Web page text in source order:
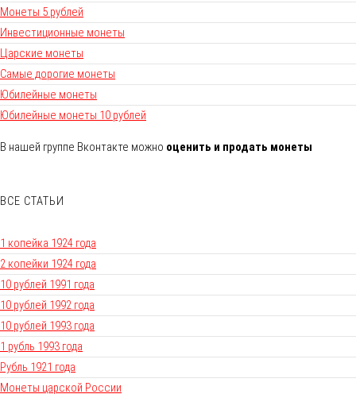
Монеты 5 рублей
Инвестиционные монеты
Царские монеты
Самые дорогие монеты
Юбилейные монеты
Юбилейные монеты 10 рублей
В нашей группе Вконтакте можно оценить и продать монеты
ВСЕ СТАТЬИ
1 копейка 1924 года
2 копейки 1924 года
10 рублей 1991 года
10 рублей 1992 года
10 рублей 1993 года
1 рубль 1993 года
Рубль 1921 года
Монеты царской России